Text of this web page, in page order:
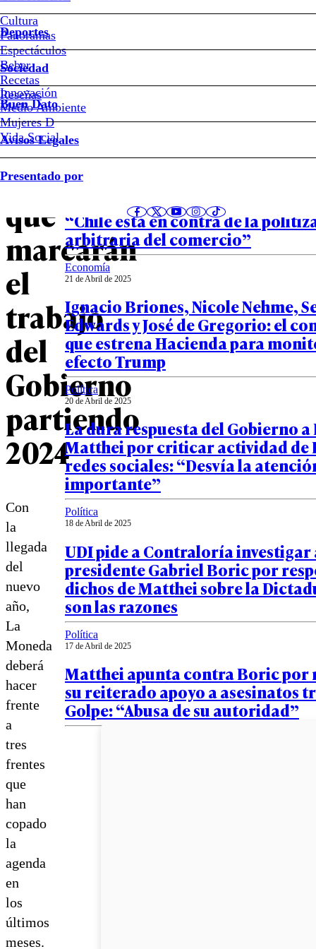
Cultura
Panoramas
Espectáculos
Beber
Recetas
Reseñas
Deportes
Sociedad
Innovación
Medio Ambiente
Mujeres D
Vida Social
Buen Dato
Avisos Legales
Presentado por
Pensiones,
isapres,
delincuencia:
los
temas
que
marcarán
el
trabajo
del
Gobierno
partiendo
2024
Con
la
llegada
del
nuevo
año,
La
Moneda
deberá
hacer
frente
a
tres
frentes
que
han
copado
la
agenda
en
los
últimos
meses.
Notas relacionadas
22 de Abril de 2025
Boric reitera rechazo a guerra
“Chile está en contra de la
arbitraria del comercio”
Economía
21 de Abril de 2025
Ignacio Briones, Nicole Nehme,
Edwards y José de Gregorio: el
que estrena Hacienda para
efecto Trump
Política
20 de Abril de 2025
La dura respuesta del Gobierno a
Matthei por criticar actividad de
redes sociales: “Desvía la
importante”
Política
18 de Abril de 2025
UDI pide a Contraloría investigar
presidente Gabriel Boric por
dichos de Matthei sobre la
son las razones
Política
17 de Abril de 2025
Matthei apunta contra Boric
su reiterado apoyo a asesinatos
Golpe: “Abusa de su autoridad”